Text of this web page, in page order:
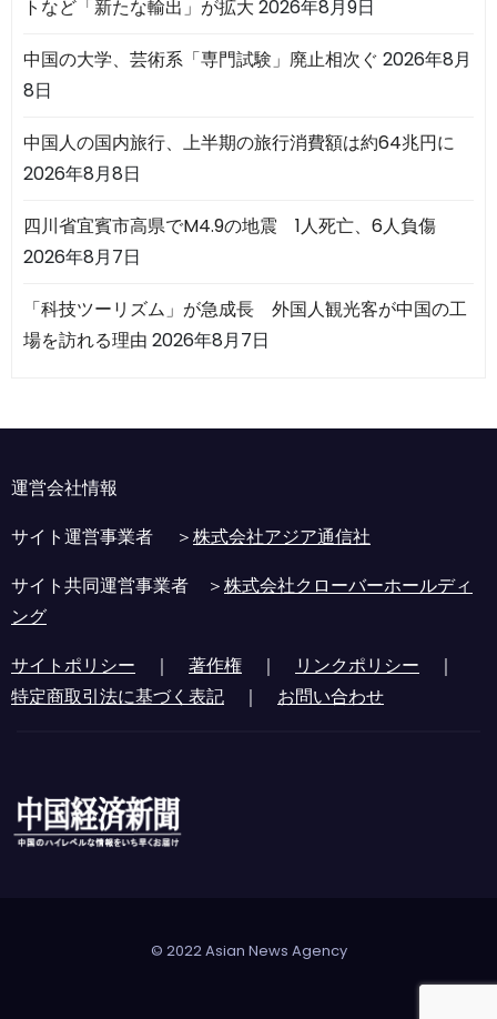
トなど「新たな輸出」が拡大 2026年8月9日
中国の大学、芸術系「専門試験」廃止相次ぐ 2026年8月
8日
中国人の国内旅行、上半期の旅行消費額は約64兆円に
2026年8月8日
四川省宜賓市高県でM4.9の地震 1人死亡、6人負傷
2026年8月7日
「科技ツーリズム」が急成長 外国人観光客が中国の工
場を訪れる理由 2026年8月7日
運営会社情報
サイト運営事業者 ＞株式会社アジア通信社
サイト共同運営事業者 ＞株式会社クローバーホールディ
ング
サイトポリシー ｜ 著作権 ｜ リンクポリシー ｜
特定商取引法に基づく表記 ｜ お問い合わせ
© 2022 Asian News Agency